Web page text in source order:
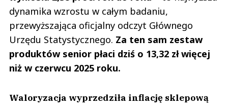
dynamika wzrostu w całym badaniu,
przewyższająca oficjalny odczyt Głównego
Urzędu Statystycznego. Za ten sam zestaw
produktów senior płaci dziś o 13,32 zł więcej
niż w czerwcu 2025 roku.
Waloryzacja wyprzedziła inflację sklepową